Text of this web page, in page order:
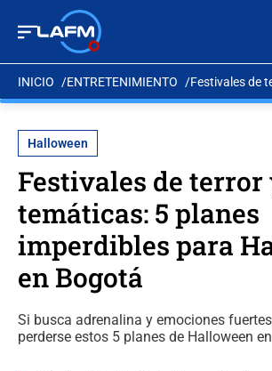
INICIO ENTRETENIMIENTO Festivales de
Halloween
Festivales de terror
temáticas: 5 planes
imperdibles para
en Bogotá
Si busca adrenalina y emociones
perderse estos 5 planes de Halloween